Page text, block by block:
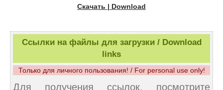
Скачать | Download
Ссылки на файлы для загрузки / Download
links
Только для личного пользования! / For personal use only!
Для получения ссылок, посмотрите